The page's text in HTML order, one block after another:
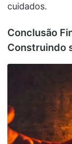
cuidados.
Conclusão
Construindo